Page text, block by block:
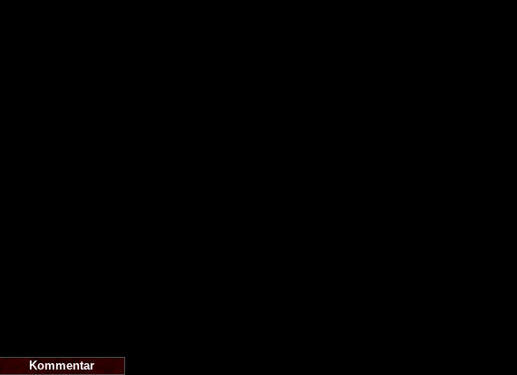
Kommentar